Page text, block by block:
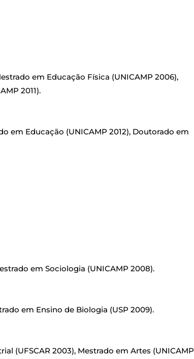
em Educação Física (UNICAMP 2006),
2011).
em Educação (UNICAMP 2012), Doutorado em
em Sociologia (UNICAMP 2008).
em Ensino de Biologia (USP 2009).
(UFSCAR 2003), Mestrado em Artes (UNICAMP